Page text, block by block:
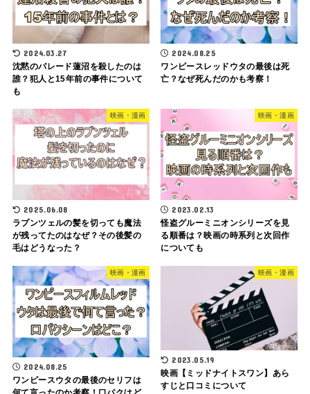
2024.03.27
沈黙のパレード蓮沼を殺したのは
誰？犯人と15年前の事件について
も
2024.08.25
ワンピースレッドウタの最後は死
亡？なぜ死んだのかも考察！
映画・漫画
2025.06.08
ラプンツェルの髪を切っても魔法
が残ってたのはなぜ？その後髪の
毛はどうなった？
映画・漫画
2023.02.13
怪盗グルーミニオンシリーズを見
る順番は？映画の時系列と次回作
についても
映画・漫画
2024.08.25
ワンピースウタの最後のセリフは
映画・漫画
2023.05.19
映画【ミッドナイトスワン】あら
すじと口コミについて